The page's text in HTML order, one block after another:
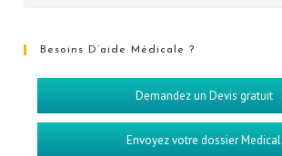
Besoins D’aide Médicale ?
Demandez un Devis gratuit
Envoyez votre dossier Medical